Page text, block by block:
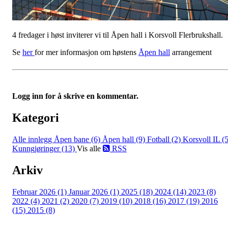
4 fredager i høst inviterer vi til Åpen hall i Korsvoll Flerbrukshall.
Se her for mer informasjon om høstens Åpen hall arrangement
Logg inn for å skrive en kommentar.
Kategori
Alle innlegg Åpen bane (6) Åpen hall (9) Fotball (2) Korsvoll IL
Kunngjøringer (13) Vis alle RSS
Arkiv
Februar 2026 (1) Januar 2026 (1) 2025 (18) 2024 (14) 2023 (8)
2022 (4) 2021 (2) 2020 (7) 2019 (10) 2018 (16) 2017 (19) 2016
(15) 2015 (8)